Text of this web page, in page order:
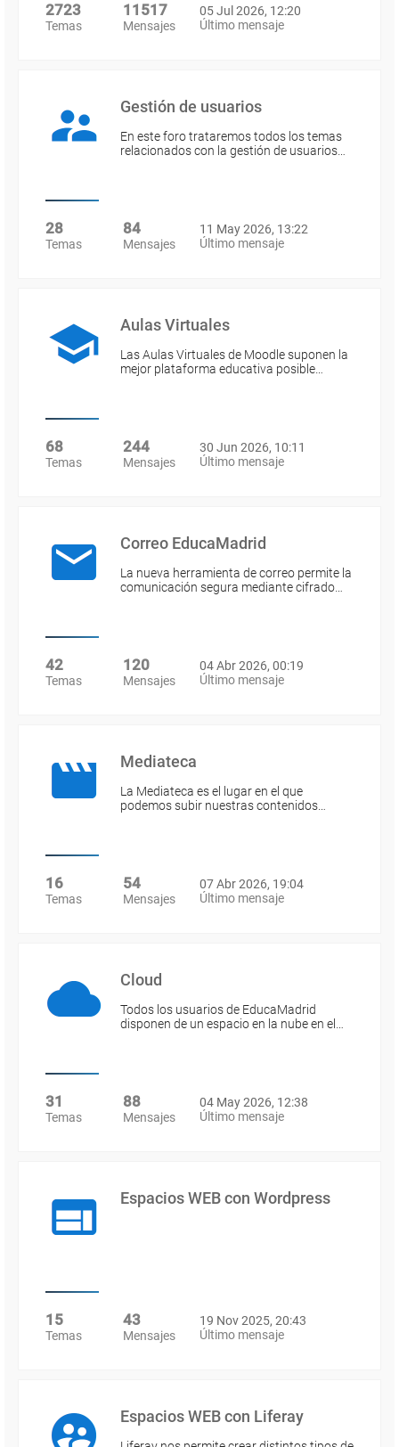
2723
Temas
11517
Mensajes
05 Jul 2026, 12:20
Último mensaje
Gestión de usuarios
En este foro trataremos todos los temas
relacionados con la gestión de usuarios…
28
Temas
84
Mensajes
11 May 2026, 13:22
Último mensaje
Aulas Virtuales
Las Aulas Virtuales de Moodle suponen la
mejor plataforma educativa posible…
68
Temas
244
Mensajes
30 Jun 2026, 10:11
Último mensaje
Correo EducaMadrid
La nueva herramienta de correo permite la
comunicación segura mediante cifrado…
42
Temas
120
Mensajes
04 Abr 2026, 00:19
Último mensaje
Mediateca
La Mediateca es el lugar en el que
podemos subir nuestras contenidos…
16
Temas
54
Mensajes
07 Abr 2026, 19:04
Último mensaje
Cloud
Todos los usuarios de EducaMadrid
disponen de un espacio en la nube en el…
31
Temas
88
Mensajes
04 May 2026, 12:38
Último mensaje
Espacios WEB con Wordpress
15
Temas
43
Mensajes
19 Nov 2025, 20:43
Último mensaje
Espacios WEB con Liferay